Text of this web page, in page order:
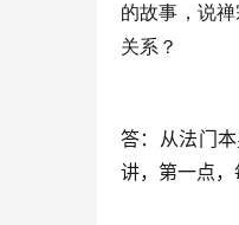
的故事，说
关系？
答：从法门
讲，第一点